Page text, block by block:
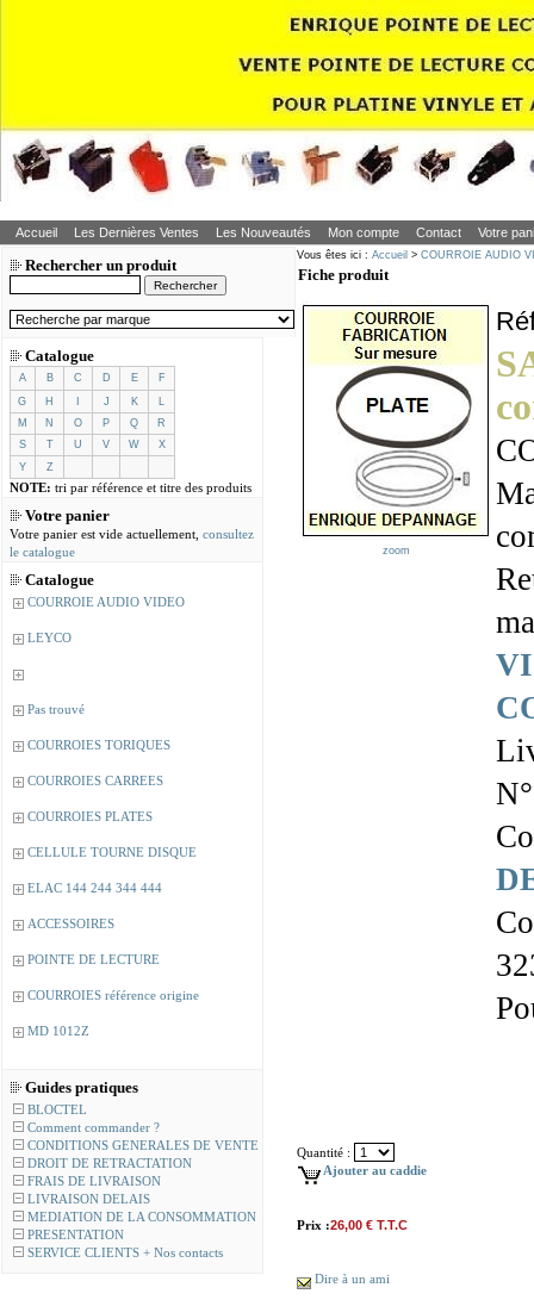
Accueil Les Dernières Ventes Les Nouveautés Mon compte Contact Votre
Rechercher un produit
Catalogue
A B C D E
F
G
H J K
L
M
N O P Q
R
S
T U V W
X
Y
Z
NOTE: tri par référence et titre des produits
Votre panier
Votre panier est vide actuellement, consultez
le catalogue
Catalogue
COURROIE AUDIO VIDEO
LEYCO
Pas trouvé
COURROIES TORIQUES
COURROIES CARREES
COURROIES PLATES
CELLULE TOURNE DISQUE
ELAC 144 244 344 444
ACCESSOIRES
POINTE DE LECTURE
COURROIES référence origine
MD 1012Z
Guides pratiques
BLOCTEL
Comment commander ?
CONDITIONS GENERALES DE VENTE
DROIT DE RETRACTATION
FRAIS DE LIVRAISON
LIVRAISON DELAIS
MEDIATION DE LA CONSOMMATION
PRESENTATION
SERVICE CLIENTS + Nos contacts
Vous êtes ici : Accueil > COURROIE AUDIO
Fiche produit
zoom
Quantité :
Ajouter au caddie
Prix :26,00 € T.T.C
Dire à un ami